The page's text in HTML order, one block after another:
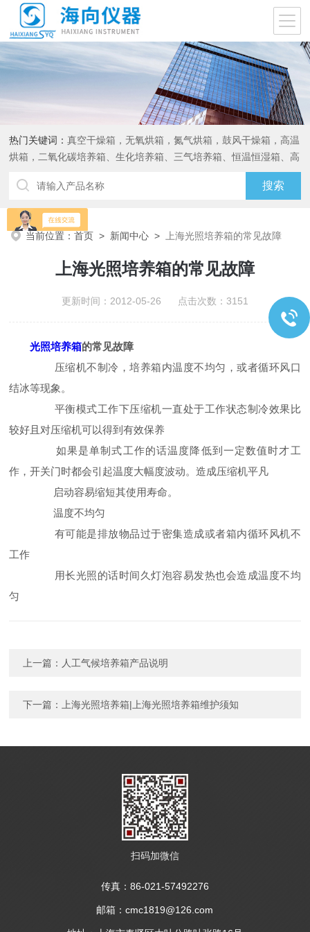
热门关键词：真空干燥箱，无氧烘箱，氮气烘箱，鼓风干燥箱，高温
烘箱，二氧化碳培养箱、生化培养箱、三气培养箱、恒温恒湿箱、高
当前位置：首页 > 新闻中心 > 上海光照培养箱的常见故障
上海光照培养箱的常见故障
更新时间：2012-05-26 点击次数：3151
光照培养箱的常见故障
压缩机不制冷，培养箱内温度不均匀，或者循环风口
结冰等现象。
平衡模式工作下压缩机一直处于工作状态制冷效果比
较好且对压缩机可以得到有效保养
如果是单制式工作的话温度降低到一定数值时才工
作，开关门时都会引起温度大幅度波动。造成压缩机平凡
启动容易缩短其使用寿命。
温度不均匀
有可能是排放物品过于密集造成或者箱内循环风机不
工作
用长光照的话时间久灯泡容易发热也会造成温度不均
匀
上一篇： 人工气候培养箱产品说明
下一篇： 上海光照培养箱|上海光照培养箱维护须知
扫码加微信
传真：86-021-57492276
邮箱：cmc1819@126.com